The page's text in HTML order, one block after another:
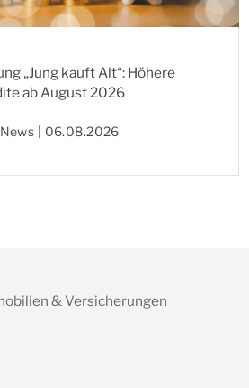
„Jung kauft Alt“: Höhere
ab August 2026
News | 06.08.2026
& Versicherungen